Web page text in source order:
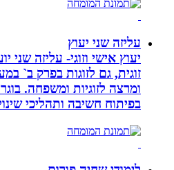
עליזה שני יעוץ
יעוץ אישי וזוגי- עליזה שני
זוגית, גם לזוגות בפרק ב`
ומרצה לזוגיות ומשפחה.
בפיתוח חשיבה ותהליכי שינוי.